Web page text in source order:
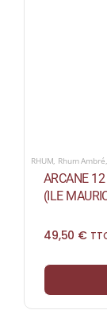
RHUM, Rhum Ambré
ARCANE
(ILE
49,50 €